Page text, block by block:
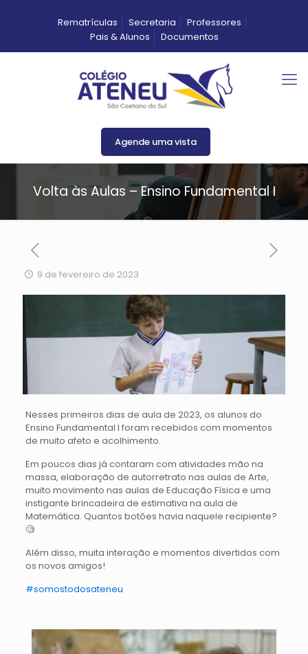
Rematrículas Secretaria
Professores
Pais & Alunos
Documentos
Agende uma vista
Volta às Aulas – Ensino Fundamental I
9 de fevereiro de 2023
Nesses primeiros dias de aula de 2023, os alunos do
Ensino Fundamental I foram recebidos com momentos
de muito afeto e acolhimento.
Em poucos dias já contaram com atividades mão na
massa, elaboração de autorretrato nas aulas de Arte,
muito movimento nas aulas de Educação Física e uma
instigante brincadeira de estimativa na aula de
Matemática. Quantos botões havia naquele recipiente?
🧐
Além disso, muita interação e momentos divertidos com
os novos amigos!
#somostodosateneu